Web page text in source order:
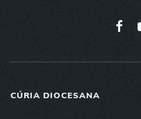
CÚRIA DIOCESANA